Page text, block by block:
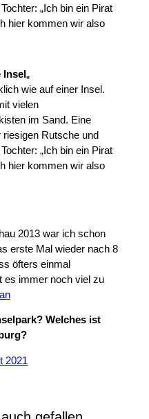
„Ich bin ein Pirat
hier kommen wir also
„
wie auf einer Insel.
vielen
im Sand. Eine
Rutsche und
„Ich bin ein Pirat
hier kommen wir also
2013 war ich schon
erste Mal wieder nach 8
öfters einmal
es immer noch viel zu
Welches ist
2021